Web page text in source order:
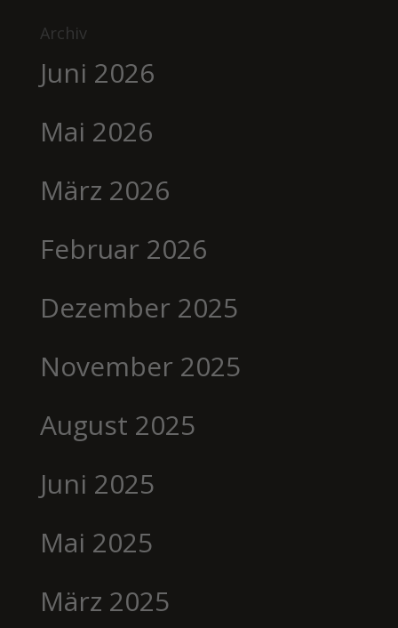
Archiv
Juni 2026
Mai 2026
März 2026
Februar 2026
Dezember 2025
November 2025
August 2025
Juni 2025
Mai 2025
März 2025